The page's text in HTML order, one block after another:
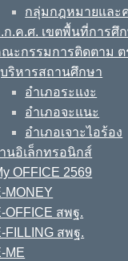
กลุ่มกฎหมายและ
ก.ค.ศ. เขตพื้นที่การศึ
ะกรรมการติดตาม ต
ริหารสถานศึกษา
อำเภอระแงะ
อำเภอจะแนะ
อำเภอเจาะไอร้อง
นอิเล็กทรอนิกส์
OFFICE 2569
MONEY
OFFICE สพฐ.
FILLING สพฐ.
ME